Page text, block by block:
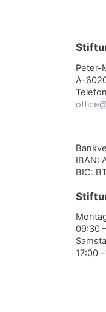
Peter-
A-
IBAN:
BIC:
09:30
17:00